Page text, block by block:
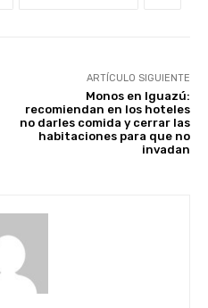
ARTÍCULO SIGUIENTE
Monos en Iguazú:
recomiendan en los hoteles
no darles comida y cerrar las
habitaciones para que no
invadan